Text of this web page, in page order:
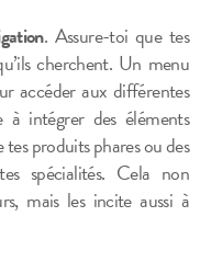
. Assure-toi que tes
cherchent. Un menu
accéder aux différentes
à intégrer des éléments
produits phares ou des
spécialités. Cela non
mais les incite aussi à